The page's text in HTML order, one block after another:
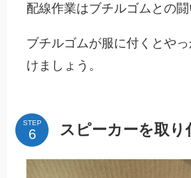
配線作業はブチルゴムとの闘
ブチルゴムが服に付くとや
けましょう。
STEP スピーカーを取り